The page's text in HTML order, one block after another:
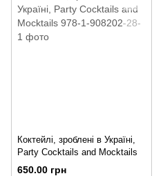
Коктейлі, зроблені в Україні,
Party Cocktails and Mocktails
650.00 грн